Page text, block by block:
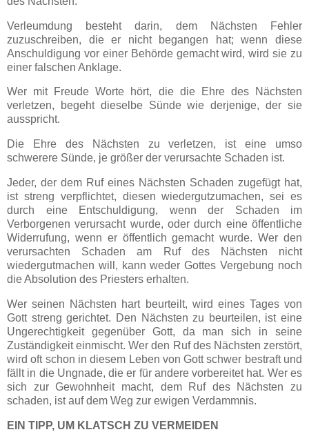
Verleumdung besteht darin, dem Nächsten Fehler
zuzuschreiben, die er nicht begangen hat; wenn diese
Anschuldigung vor einer Behörde gemacht wird, wird sie zu
einer falschen Anklage.
Wer mit Freude Worte hört, die die Ehre des Nächsten
verletzen, begeht dieselbe Sünde wie derjenige, der sie
ausspricht.
Die Ehre des Nächsten zu verletzen, ist eine umso
schwerere Sünde, je größer der verursachte Schaden ist.
Jeder, der dem Ruf eines Nächsten Schaden zugefügt hat,
ist streng verpflichtet, diesen wiedergutzumachen, sei es
durch eine Entschuldigung, wenn der Schaden im
Verborgenen verursacht wurde, oder durch eine öffentliche
Widerrufung, wenn er öffentlich gemacht wurde. Wer den
verursachten Schaden am Ruf des Nächsten nicht
wiedergutmachen will, kann weder Gottes Vergebung noch
die Absolution des Priesters erhalten.
Wer seinen Nächsten hart beurteilt, wird eines Tages von
Gott streng gerichtet. Den Nächsten zu beurteilen, ist eine
Ungerechtigkeit gegenüber Gott, da man sich in seine
Zuständigkeit einmischt. Wer den Ruf des Nächsten zerstört,
wird oft schon in diesem Leben von Gott schwer bestraft und
fällt in die Ungnade, die er für andere vorbereitet hat. Wer es
sich zur Gewohnheit macht, dem Ruf des Nächsten zu
schaden, ist auf dem Weg zur ewigen Verdammnis.
EIN TIPP, UM KLATSCH ZU VERMEIDEN